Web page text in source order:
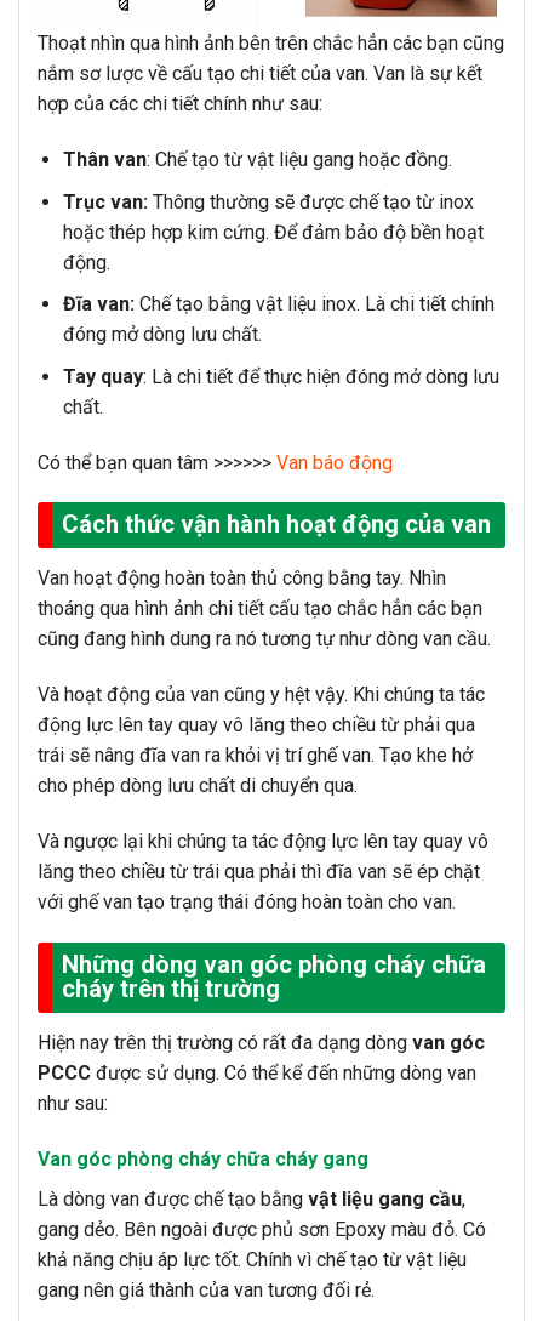
Thoạt nhìn qua hình ảnh bên trên chắc hẳn các bạn cũng
nắm sơ lược về cấu tạo chi tiết của van. Van là sự kết
hợp của các chi tiết chính như sau:
Thân van: Chế tạo từ vật liệu gang hoặc đồng.
Trục van:Thông thường sẽ được chế tạo từ inox
hoặc thép hợp kim cứng. Để đảm bảo độ bền hoạt
động.
Đĩa van:Chế tạo bằng vật liệu inox. Là chi tiết chính
đóng mở dòng lưu chất.
Tay quay: Là chi tiết để thực hiện đóng mở dòng lưu
chất.
Có thể bạn quan tâm >>>>>> Van báo động
Cách thức vận hành hoạt động của van
Van hoạt động hoàn toàn thủ công bằng tay. Nhìn
thoáng qua hình ảnh chi tiết cấu tạo chắc hẳn các bạn
cũng đang hình dung ra nó tương tự như dòng van cầu.
Và hoạt động của van cũng y hệt vậy. Khi chúng ta tác
động lực lên tay quay vô lăng theo chiều từ phải qua
trái sẽ nâng đĩa van ra khỏi vị trí ghế van. Tạo khe hở
cho phép dòng lưu chất di chuyển qua.
Và ngược lại khi chúng ta tác động lực lên tay quay vô
lăng theo chiều từ trái qua phải thì đĩa van sẽ ép chặt
với ghế van tạo trạng thái đóng hoàn toàn cho van.
Những dòng van góc phòng cháy chữa
cháy trên thị trường
Hiện nay trên thị trường có rất đa dạng dòng van góc
PCCC được sử dụng. Có thể kể đến những dòng van
như sau:
Van góc phòng cháy chữa cháy gang
Là dòng van được chế tạo bằng vật liệu gang cầu,
gang dẻo. Bên ngoài được phủ sơn Epoxy màu đỏ. Có
khả năng chịu áp lực tốt. Chính vì chế tạo từ vật liệu
gang nên giá thành của van tương đối rẻ.